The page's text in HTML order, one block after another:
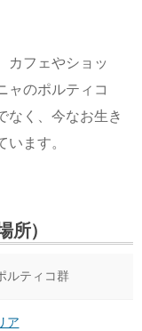
カフェやショッ
ャのポルティコ
なく、今なお生き
ます。
所）
ルティコ群
ア